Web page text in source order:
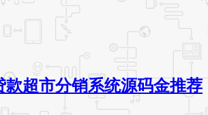
款超市分销系统源码金推荐